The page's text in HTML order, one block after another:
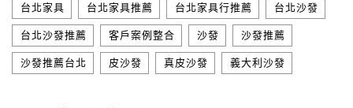
台北家具 台北家具推薦 台北家具行推薦 台北沙發
台北沙發推薦 客戶案例整合 沙發 沙發推薦
沙發推薦台北 皮沙發 真皮沙發 義大利沙發